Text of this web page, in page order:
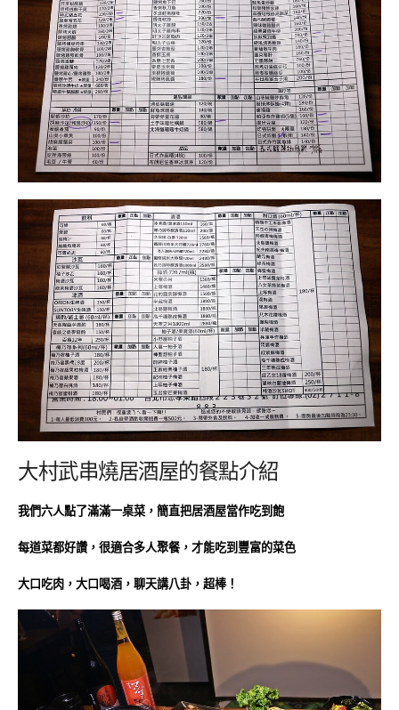
大村武串燒居酒屋的餐點介紹
我們六人點了滿滿一桌菜，簡直把居酒屋當作吃到飽
每道菜都好讚，很適合多人聚餐，才能吃到豐富的菜色
大口吃肉，大口喝酒，聊天講八卦，超棒！